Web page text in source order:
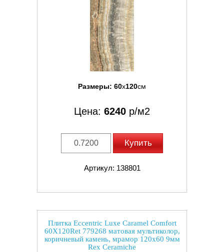
Размеры: 60x120см
Цена: 6240 р/м2
Купить
Артикул: 138801
Плитка Eccentric Luxe Caramel Comfort
60X120Ret 779268 матовая мультиколор,
коричневый камень, мрамор 120x60 9мм
Rex Ceramiche